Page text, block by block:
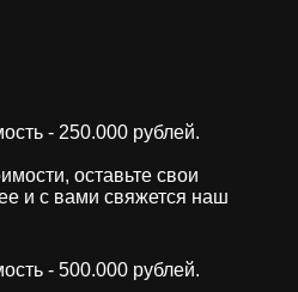
- 250.000 рублей.
оставьте свои
и с вами свяжется наш
- 500.000 рублей.